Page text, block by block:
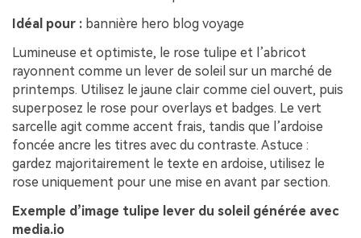
Idéal pour : bannière hero blog voyage
Lumineuse et optimiste, le rose tulipe et l’abricot
rayonnent comme un lever de soleil sur un marché de
printemps. Utilisez le jaune clair comme ciel ouvert, puis
superposez le rose pour overlays et badges. Le vert
sarcelle agit comme accent frais, tandis que l’ardoise
foncée ancre les titres avec du contraste. Astuce :
gardez majoritairement le texte en ardoise, utilisez le
rose uniquement pour une mise en avant par section.
Exemple d’image tulipe lever du soleil générée avec
media.io